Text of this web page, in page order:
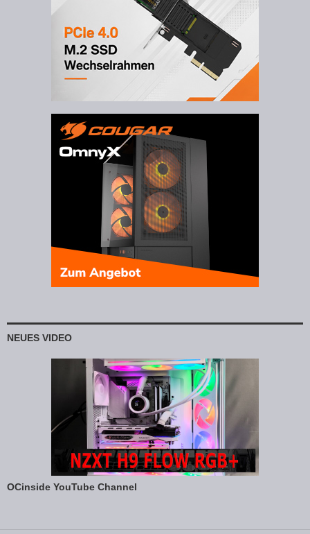
NEUES VIDEO
OCinside YouTube Channel